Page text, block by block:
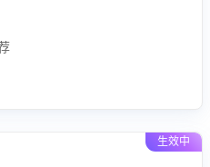
生效中